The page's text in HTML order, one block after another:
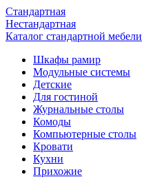
Стандартная
Нестандартная
Каталог стандартной мебели
Шкафы рамир
Модульные системы
Детские
Для гостиной
Журнальные столы
Комоды
Компьютерные столы
Кровати
Кухни
Прихожие